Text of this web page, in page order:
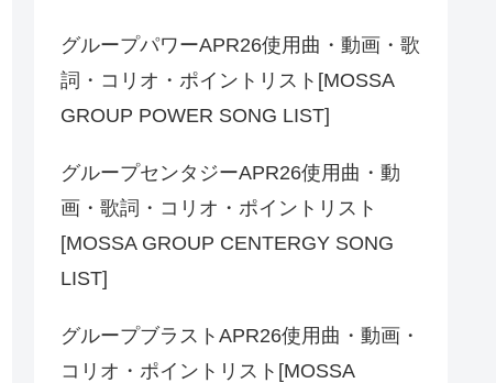
グループパワーAPR26使用曲・動画・歌
詞・コリオ・ポイントリスト[MOSSA
GROUP POWER SONG LIST]
グループセンタジーAPR26使用曲・動
画・歌詞・コリオ・ポイントリスト
[MOSSA GROUP CENTERGY SONG
LIST]
グループブラストAPR26使用曲・動画・
コリオ・ポイントリスト[MOSSA